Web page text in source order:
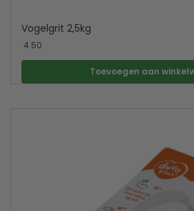
Vogelgrit 2,5kg
4.50
Toevoegen aan